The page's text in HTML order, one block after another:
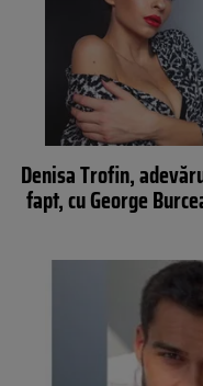
Denisa Trofin,
fapt, cu George